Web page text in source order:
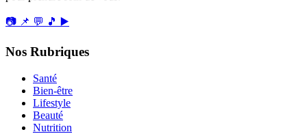
📷 📌 💬 🎵 ▶️
Nos Rubriques
Santé
Bien-être
Lifestyle
Beauté
Nutrition